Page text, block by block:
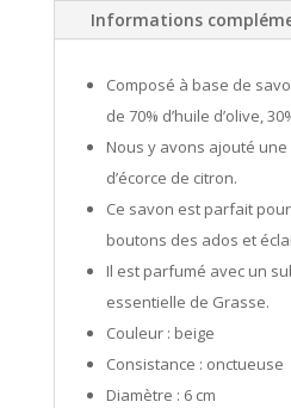
Informations
Composé à base de
de 70% d’huile d’olive,
Nous y avons ajouté
d’écorce de citron.
Ce savon est parfait
boutons des ados et
Il est parfumé avec un
essentielle de Grasse.
Couleur : beige
Consistance : onctueuse
Diamètre : 6 cm